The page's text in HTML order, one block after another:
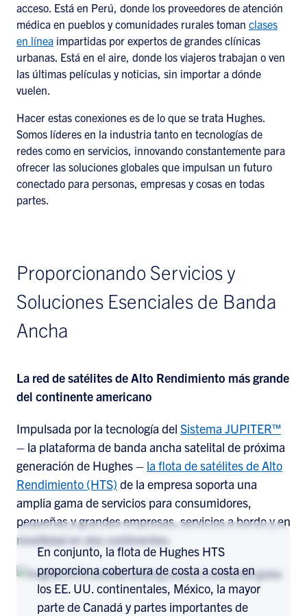
acceso. Está en Perú, donde los proveedores de atención
médica en pueblos y comunidades rurales toman clases
en línea impartidas por expertos de grandes clínicas
urbanas. Está en el aire, donde los viajeros trabajan o ven
las últimas películas y noticias, sin importar a dónde
vuelen.
Hacer estas conexiones es de lo que se trata Hughes.
Somos líderes en la industria tanto en tecnologías de
redes como en servicios, innovando constantemente para
ofrecer las soluciones globales que impulsan un futuro
conectado para personas, empresas y cosas en todas
partes.
Proporcionando Servicios y
Soluciones Esenciales de Banda
Ancha
La red de satélites de Alto Rendimiento más grande
del continente americano
Impulsada por la tecnología del Sistema JUPITER™
– la plataforma de banda ancha satelital de próxima
generación de Hughes – la flota de satélites de Alto
Rendimiento (HTS) de la empresa soporta una
amplia gama de servicios para consumidores,
pequeñas y grandes empresas, servicios a bordo y en
movilidad en dos continentes.
En conjunto, la flota de Hughes HTS
proporciona cobertura de costa a costa en
los EE. UU. continentales, México, la mayor
parte de Canadá y partes importantes de